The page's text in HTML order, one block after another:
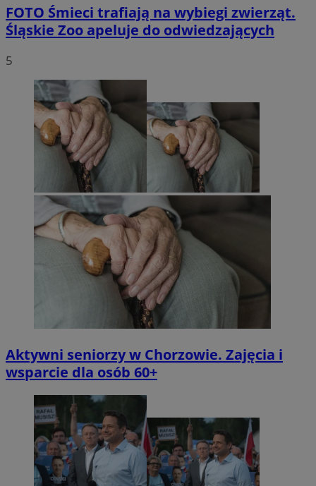
FOTO Śmieci trafiają na wybiegi zwierząt.
Śląskie Zoo apeluje do odwiedzających
5
Aktywni seniorzy w Chorzowie. Zajęcia i
wsparcie dla osób 60+